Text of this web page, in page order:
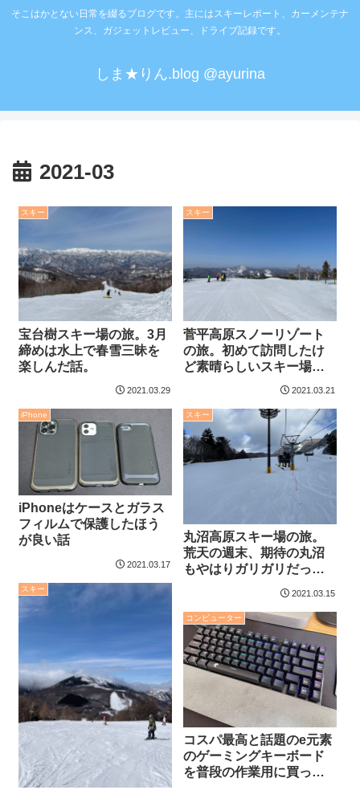
そこはかとない日常を綴るブログです。主にはスキーレポート、カーメンテナ
ンス、ガジェットレビュー、ドライブ記録です。
しま★りん.blog @ayurina
2021-03
スキー
宝台樹スキー場の旅。3月
締めは水上で春雪三昧を
楽しんだ話。
2021.03.29
スキー
菅平高原スノーリゾート
の旅。初めて訪問したけ
ど素晴らしいスキー場だ
った件。次は是非トップ
シーズンに訪れたい。
2021.03.21
iPhone
iPhoneはケースとガラス
フィルムで保護したほう
が良い話
2021.03.17
スキー
丸沼高原スキー場の旅。
荒天の週末、期待の丸沼
もやはりガリガリだっ
2021.03.15
スキー
コンピューター
コスパ最高と話題のe元素
のゲーミングキーボード
を普段の作業用に買って